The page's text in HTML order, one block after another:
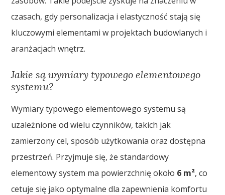
czasach, gdy personalizacja i elastyczność stają się
kluczowymi elementami w projektach budowlanych i
aranżacjach wnętrz.
Jakie są wymiary typowego elementowego
systemu?
Wymiary typowego elementowego systemu są
uzależnione od wielu czynników, takich jak
zamierzony cel, sposób użytkowania oraz dostępna
przestrzeń. Przyjmuje się, że standardowy
elementowy system ma powierzchnię około 6 m², co
cetuje się jako optymalne dla zapewnienia komfortu